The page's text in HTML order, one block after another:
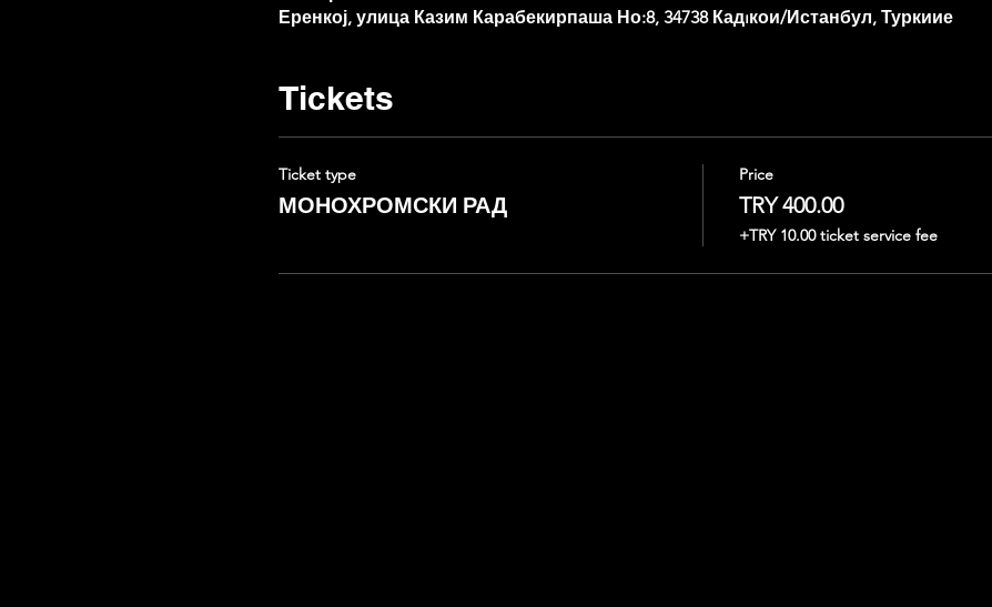
Еренкој, улица Казим Карабекирпаша Но:8, 34738 Кадıкои/Истанбул, Туркиие
Tickets
Ticket type
МОНОХРОМСКИ РАД
Price
TRY 400.00
+TRY 10.00 ticket service fee